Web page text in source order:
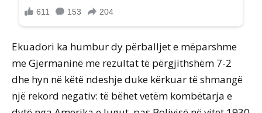
Ekuadori ka humbur dy përballjet e mëparshme
me Gjermaninë me rezultat të përgjithshëm 7-2
dhe hyn në këtë ndeshje duke kërkuar të shmangë
një rekord negativ: të bëhet vetëm kombëtarja e